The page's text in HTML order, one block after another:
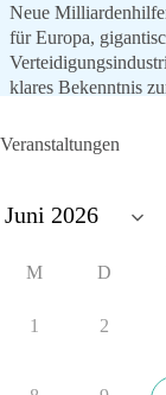
Neue
für Europa,
klares Bekenntnis
aus der NATO. Ein
nach
Veranstaltungen
M D
1 2